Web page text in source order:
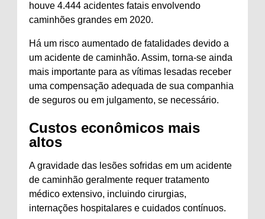
houve 4.444 acidentes fatais envolvendo
caminhões grandes em 2020.
Há um risco aumentado de fatalidades devido a
um acidente de caminhão. Assim, torna-se ainda
mais importante para as vítimas lesadas receber
uma compensação adequada de sua companhia
de seguros ou em julgamento, se necessário.
Custos econômicos mais
altos
A gravidade das lesões sofridas em um acidente
de caminhão geralmente requer tratamento
médico extensivo, incluindo cirurgias,
internações hospitalares e cuidados contínuos.